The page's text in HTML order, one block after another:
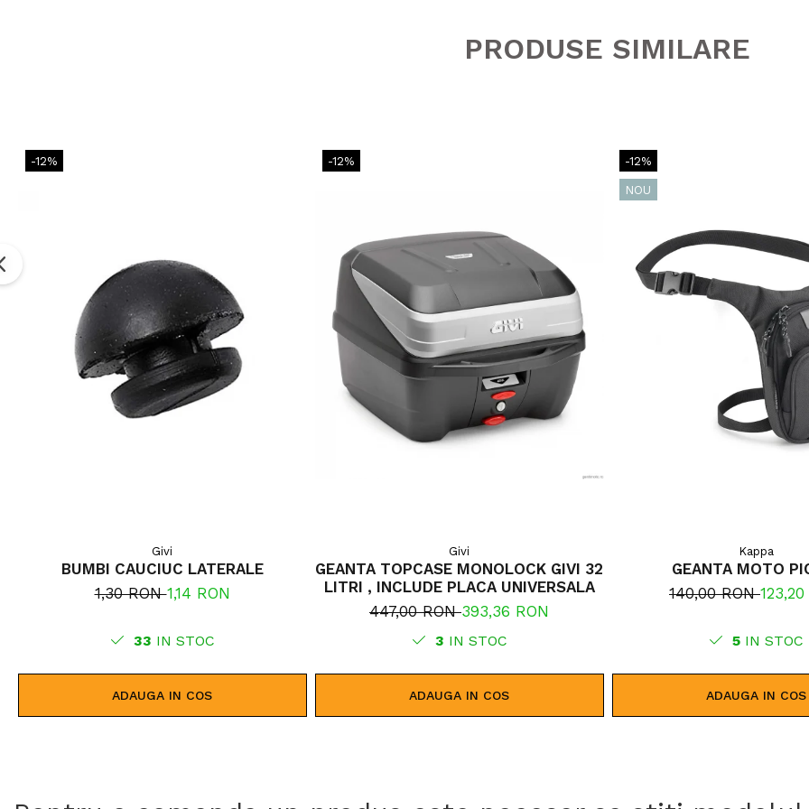
PRODUSE SIMILARE
-12%
Givi
BUMBI CAUCIUC LATERALE
1,30 RON1,14 RON
33 IN STOC
ADAUGA IN COS
-12%
Givi
GEANTA TOPCASE MONOLOCK GIVI 32
LITRI , INCLUDE PLACA UNIVERSALA
447,00 RON393,36 RON
3 IN STOC
ADAUGA IN COS
-12%
NOU
Kappa
GEANTA MOTO
140,00 RON
5 IN STOC
ADAUGA IN COS